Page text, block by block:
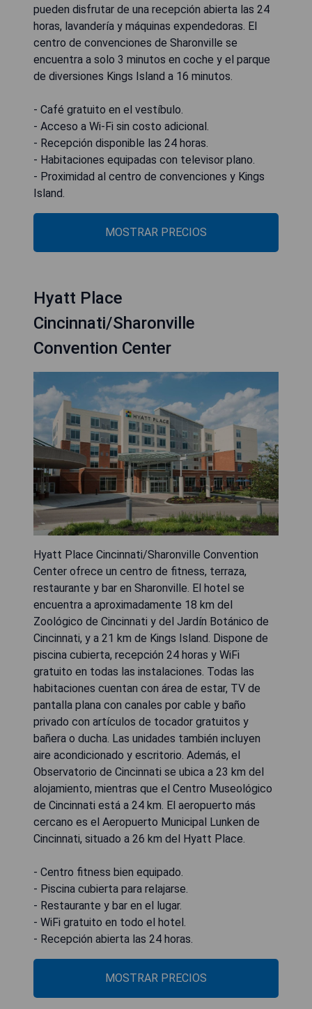
pueden disfrutar de una recepción abierta las 24
horas, lavandería y máquinas expendedoras. El
centro de convenciones de Sharonville se
encuentra a solo 3 minutos en coche y el parque
de diversiones Kings Island a 16 minutos.
- Café gratuito en el vestíbulo.
- Acceso a Wi-Fi sin costo adicional.
- Recepción disponible las 24 horas.
- Habitaciones equipadas con televisor plano.
- Proximidad al centro de convenciones y Kings
Island.
MOSTRAR PRECIOS
Hyatt Place
Cincinnati/Sharonville
Convention Center
Hyatt Place Cincinnati/Sharonville Convention
Center ofrece un centro de fitness, terraza,
restaurante y bar en Sharonville. El hotel se
encuentra a aproximadamente 18 km del
Zoológico de Cincinnati y del Jardín Botánico de
Cincinnati, y a 21 km de Kings Island. Dispone de
piscina cubierta, recepción 24 horas y WiFi
gratuito en todas las instalaciones. Todas las
habitaciones cuentan con área de estar, TV de
pantalla plana con canales por cable y baño
privado con artículos de tocador gratuitos y
bañera o ducha. Las unidades también incluyen
aire acondicionado y escritorio. Además, el
Observatorio de Cincinnati se ubica a 23 km del
alojamiento, mientras que el Centro Museológico
de Cincinnati está a 24 km. El aeropuerto más
cercano es el Aeropuerto Municipal Lunken de
Cincinnati, situado a 26 km del Hyatt Place.
- Centro fitness bien equipado.
- Piscina cubierta para relajarse.
- Restaurante y bar en el lugar.
- WiFi gratuito en todo el hotel.
- Recepción abierta las 24 horas.
MOSTRAR PRECIOS